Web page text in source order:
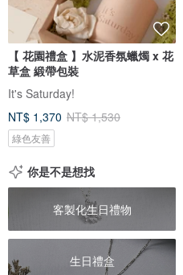
【 花園禮盒 】水泥香氛蠟燭 x 花
草盒 緞帶包裝
It's Saturday!
NT$ 1,370 NT$ 1,530
綠色友善
你是不是想找
客製化生日禮物
生日禮盒